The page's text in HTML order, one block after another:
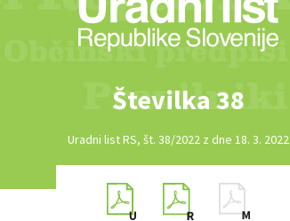
Številka 38
Uradni list RS, št. 38/2022 z dne 18. 3. 2022